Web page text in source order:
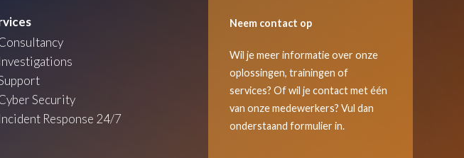
Investigations
Security
Incident Response 24/7
Neem contact op
Wil je meer informatie over onze
oplossingen, trainingen of
services? Of wil je contact met één
van onze medewerkers? Vul dan
onderstaand formulier in.